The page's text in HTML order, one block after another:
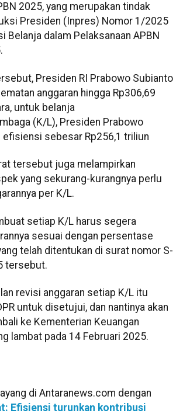
2025, yang merupakan tindak
Presiden (Inpres) Nomor 1/2025
Belanja dalam Pelaksanaan APBN
Presiden RI Prabowo Subianto
anggaran hingga Rp306,69
untuk belanja
(K/L), Presiden Prabowo
efisiensi sebesar Rp256,1 triliun
tersebut juga melampirkan
yang sekurang-kurangnya perlu
per K/L.
setiap K/L harus segera
sesuai dengan persentase
telah ditentukan di surat nomor S-
tersebut.
revisi anggaran setiap K/L itu
untuk disetujui, dan nantinya akan
ke Kementerian Keuangan
lambat pada 14 Februari 2025.
di Antaranews.com dengan
Efisiensi turunkan kontribusi